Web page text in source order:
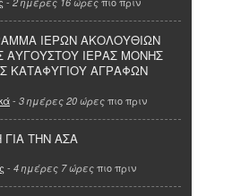
ΙΕΡΩΝ ΑΚΟΛΟΥΘΙΩΝ
ΑΥΓΟΥΣΤΟΥ ΙΕΡΑΣ ΜΟΝΗΣ
ΚΑΤΑΦΥΓΙΟΥ ΑΓΡΑΦΩΝ
- 3 ημέρες 20 ώρες πιο πριν
ΤΗΝ ΑΣΑ
- 4 ημέρες 7 ώρες πιο πριν